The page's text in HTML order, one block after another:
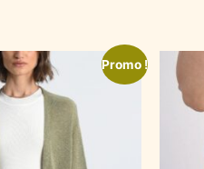
Promo !